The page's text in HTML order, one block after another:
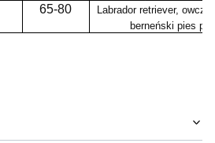
65-80
Labrador retriever,
berneński pies